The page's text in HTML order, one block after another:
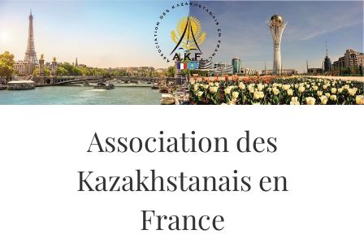
Skip
content
Association des
Kazakhstanais en
France